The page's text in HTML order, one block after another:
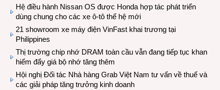
Hệ điều hành Nissan OS được Honda hợp tác phát triển
dùng chung cho các xe ô-tô thế hệ mới
21 showroom xe máy điện VinFast khai trương tại
Philippines
Thị trường chip nhớ DRAM toàn cầu vẫn đang tiếp tục khan
hiếm đẩy giá bộ nhớ tăng thêm
Hội nghị Đối tác Nhà hàng Grab Việt Nam tư vấn về thuế và
các giải pháp tăng trưởng kinh doanh